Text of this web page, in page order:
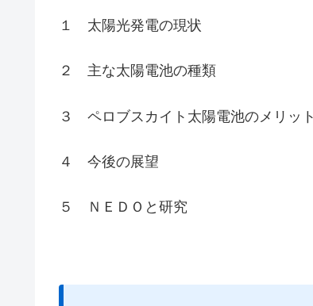
１ 太陽光発電の現状
２ 主な太陽電池の種類
３ ペロブスカイト太陽電池のメリッ
４ 今後の展望
５ ＮＥＤＯと研究